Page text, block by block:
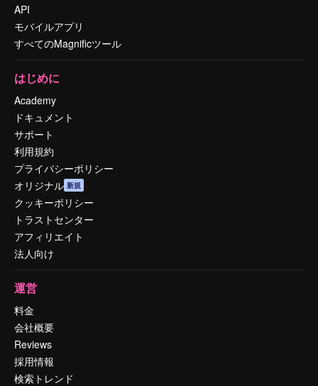
API
モバイルアプリ
すべてのMagnificツール
はじめに
Academy
ドキュメント
サポート
利用規約
プライバシーポリシー
オリジナル 新規
クッキーポリシー
トラストセンター
アフィリエイト
法人向け
運営
料金
会社概要
Reviews
採用情報
検索トレンド